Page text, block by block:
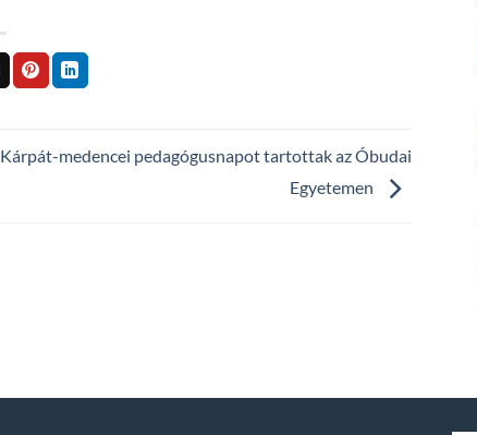
Kárpát-medencei pedagógusnapot tartottak az Óbudai
Egyetemen